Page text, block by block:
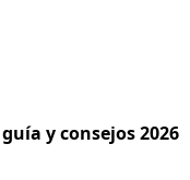
y consejos 2026